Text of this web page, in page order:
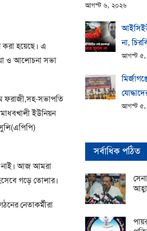
করা হয়েছে। এ
ও আলোচনা সভা
ফরাজী,সহ-সভাপতি
ইউনিয়ন
নাই। আজ আমরা
গড়ে তোলার।
নেতাকর্মীরা
আগস্ট ৬, ২০২৬
না,
আগস্ট
আগস্ট
সর্বাধিক পঠিত